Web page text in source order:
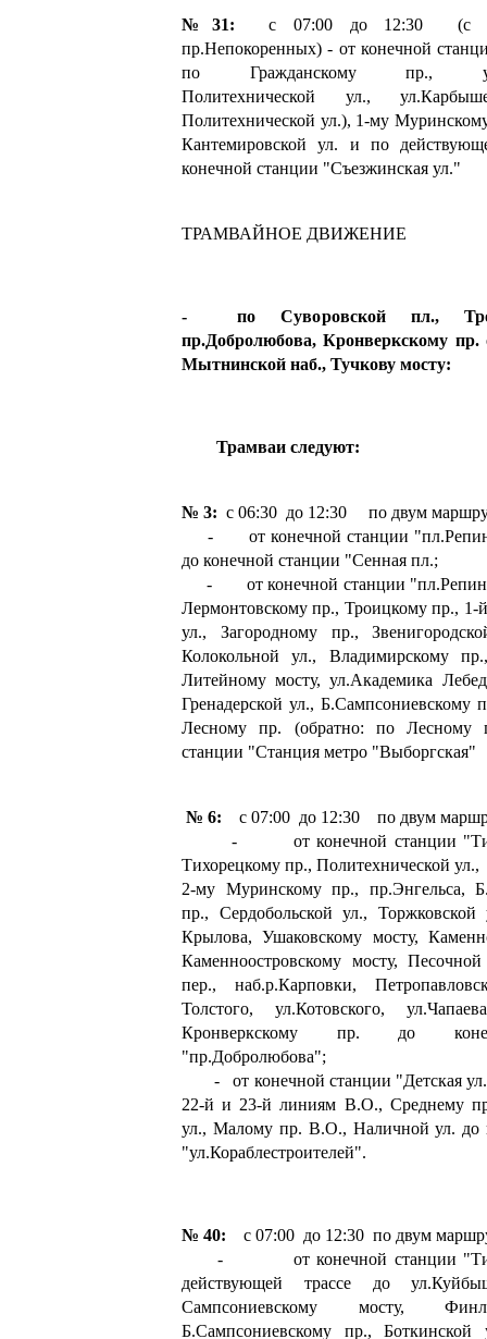
№31: с 07:00 до 12:30 (с
пр.Непокоренных) - от конечной
по Гражданскому пр.,
Политехнической ул.,
Политехнической ул.), 1-му
Кантемировской ул. и по
конечной станции "Съезжинская ул."
ТРАМВАЙНОЕ ДВИЖЕНИЕ
- по Суворовской пл.,
пр.Добролюбова, Кронверкскому пр.
Мытнинской наб., Тучкову мосту:
Трамваи следуют:
№ 3: с 06:30 до 12:30 по двум
- от конечной станции
до конечной станции "Сенная пл.;
- от конечной станции
Лермонтовскому пр., Троицкому пр., 1-
ул., Загородному пр.,
Колокольной ул., Владимирскому
Литейному мосту, ул.Академика
Гренадерской ул., Б.Сампсониевскому
Лесному пр. (обратно: по Лесному
станции "Станция метро "Выборгская"
№ 6: с 07:00 до 12:30 по двум
- от конечной станции
Тихорецкому пр., Политехнической ул.,
2-му Муринскому пр., пр.Энгельса,
пр., Сердобольской ул., Торжковской
Крылова, Ушаковскому мосту,
Каменноостровскому мосту,
пер., наб.р.Карповки,
Толстого, ул.Котовского,
Кронверкскому пр. до
"пр.Добролюбова";
- от конечной станции "Детская
22-й и 23-й линиям В.О., Среднему
ул., Малому пр. В.О., Наличной ул. до
"ул.Кораблестроителей".
№ 40: с 07:00 до 12:30 по двум
- от конечной станции
действующей трассе до
Сампсониевскому мосту,
Б.Сампсониевскому пр., Боткинской